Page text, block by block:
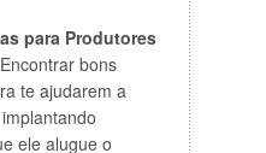
para Produtores
Encontrar bons
te ajudarem a
ele alugue o